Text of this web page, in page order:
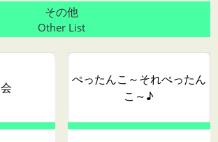
その他
Other List
ぺったんこ～それぺったん
こ～♪